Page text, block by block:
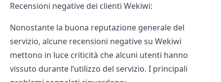
Recensioni negative dei clienti Wekiwi:
Nonostante la buona reputazione generale del
servizio, alcune recensioni negative su Wekiwi
mettono in luce criticità che alcuni utenti hanno
vissuto durante l’utilizzo del servizio. I principali